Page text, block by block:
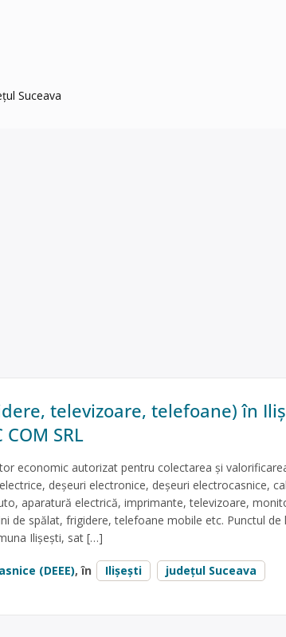
Suceava
televizoare, telefoane) în
COM SRL
economic autorizat pentru colectarea și
deșeuri electronice, deșeuri electrocasnice,
aparatură electrică, imprimante, televizoare,
de spălat, frigidere, telefoane mobile etc. Punctul de
Ilişeşti, sat […]
(DEEE), în Ilişeşti județul Suceava